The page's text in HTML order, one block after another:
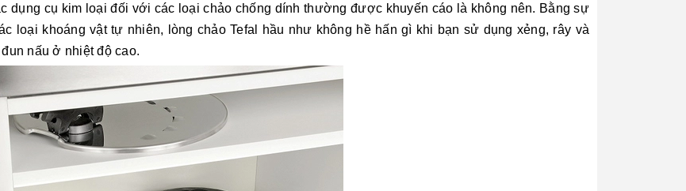
dụng cụ kim loại đối với các loại chảo chống dính thường được khuyến cáo là không nên. Bằng sự
loại khoáng vật tự nhiên, lòng chảo Tefal hầu như không hề hấn gì khi bạn sử dụng xẻng, rây và
nấu ở nhiệt độ cao.